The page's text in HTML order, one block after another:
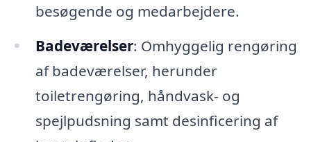
besøgende og medarbejdere.
Badeværelser: Omhyggelig rengøring
af badeværelser, herunder
toiletrengøring, håndvask- og
spejlpudsning samt desinficering af